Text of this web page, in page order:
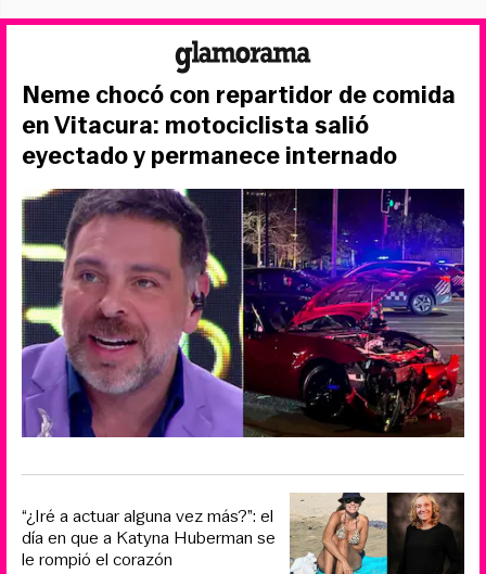
Neme chocó con repartidor de comida
en Vitacura: motociclista salió
eyectado y permanece internado
“¿Iré a actuar alguna vez más?”: el
día en que a Katyna Huberman se
le rompió el corazón